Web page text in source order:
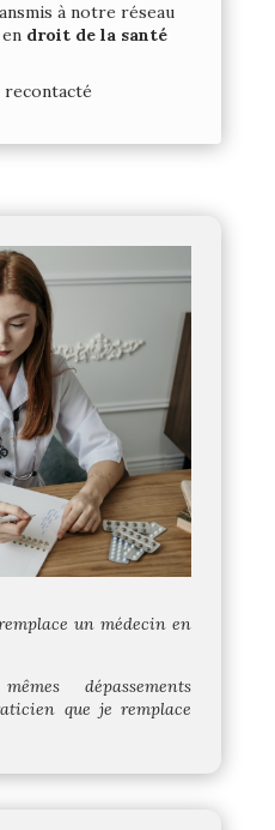
à notre réseau
en droit de la santé
recontacté
un médecin en
dépassements
que je remplace